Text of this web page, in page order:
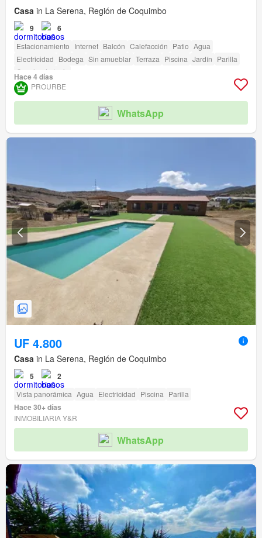
Casa in La Serena, Región de Coquimbo
9 6
Estacionamiento Internet Balcón Calefacción Patio Agua
Electricidad Bodega Sin amueblar Terraza Piscina Jardín Parilla
Cancha de tenis
Hace 4 días
PROURBE
WhatsApp
UF 4.800
Casa in La Serena, Región de Coquimbo
5 2
Vista panorámica Agua Electricidad Piscina Parilla
Hace 30+ días
INMOBILIARIA Y&R
WhatsApp